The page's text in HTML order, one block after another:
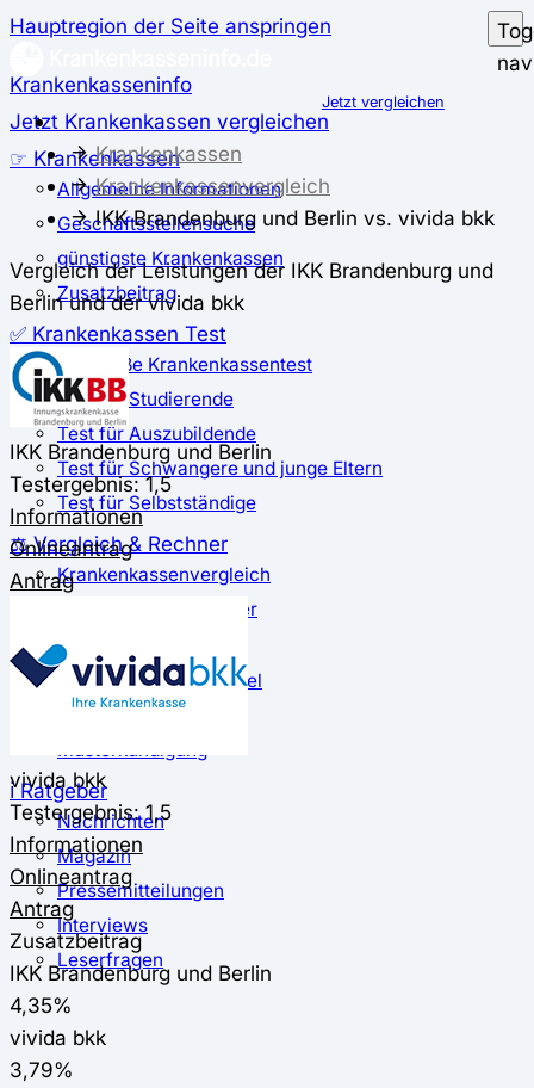
Hauptregion der Seite anspringen
Krankenkasseninfo
Jetzt Krankenkassen vergleichen
☞ Krankenkassen
Allgemeine Informationen
Geschäftsstellensuche
günstigste Krankenkassen
Zusatzbeitrag
✅ Krankenkassen Test
Der große Krankenkassentest
Test für Studierende
Test für Auszubildende
Test für Schwangere und junge Eltern
Test für Selbstständige
⚖️ Vergleich & Rechner
Krankenkassenvergleich
Krankenkassenrechner
↔ Wechsel
Krankenkassenwechsel
Musterkündigung
ℹ Ratgeber
Nachrichten
Magazin
Pressemitteilungen
Interviews
Leserfragen
Jetzt vergleichen
Krankenkassen
Krankenkassenvergleich
IKK Brandenburg und Berlin vs. vivida bkk
Vergleich der Leistungen der IKK Brandenburg und
Berlin und der vivida bkk
IKK Brandenburg und Berlin
Testergebnis: 1,5
Informationen
Onlineantrag
Antrag
vivida bkk
Testergebnis: 1,5
Informationen
Onlineantrag
Antrag
Zusatzbeitrag
IKK Brandenburg und Berlin
4,35%
vivida bkk
3,79%